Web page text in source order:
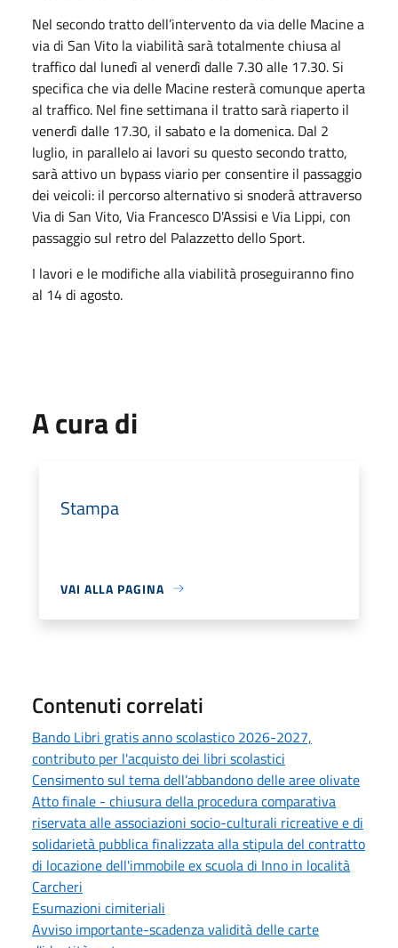
Nel secondo tratto dell’intervento da via delle Macine a
via di San Vito la viabilità sarà totalmente chiusa al
traffico dal lunedì al venerdì dalle 7.30 alle 17.30. Si
specifica che via delle Macine resterà comunque aperta
al traffico. Nel fine settimana il tratto sarà riaperto il
venerdì dalle 17.30, il sabato e la domenica. Dal 2
luglio, in parallelo ai lavori su questo secondo tratto,
sarà attivo un bypass viario per consentire il passaggio
dei veicoli: il percorso alternativo si snoderà attraverso
Via di San Vito, Via Francesco D'Assisi e Via Lippi, con
passaggio sul retro del Palazzetto dello Sport.
I lavori e le modifiche alla viabilità proseguiranno fino
al 14 di agosto.
A cura di
Stampa
VAI ALLA PAGINA
Contenuti correlati
Bando Libri gratis anno scolastico 2026-2027,
contributo per l'acquisto dei libri scolastici
Censimento sul tema dell’abbandono delle aree olivate
Atto finale - chiusura della procedura comparativa
riservata alle associazioni socio-culturali ricreative e di
solidarietà pubblica finalizzata alla stipula del contratto
di locazione dell'immobile ex scuola di Inno in località
Carcheri
Esumazioni cimiteriali
Avviso importante-scadenza validità delle carte